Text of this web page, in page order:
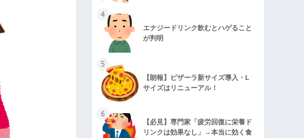
4
エナジードリンク飲むとハゲること
が判明
5
【朗報】ピザーラ新サイズ導入・L
サイズはリニューアル！
6
【必見】専門家「疲労回復に栄養ド
リンクは効果なし」→本当に効く食